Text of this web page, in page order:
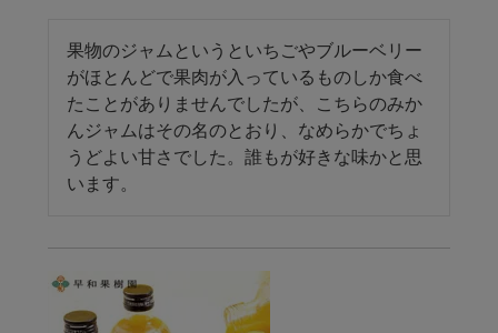
果物のジャムというといちごやブルーベリー
がほとんどで果肉が入っているものしか食べ
たことがありませんでしたが、こちらのみか
んジャムはその名のとおり、なめらかでちょ
うどよい甘さでした。誰もが好きな味かと思
います。